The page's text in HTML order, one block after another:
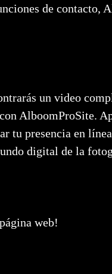
de contacto,
un video
AlboomProSite.
tu presencia en
digital de la
web!